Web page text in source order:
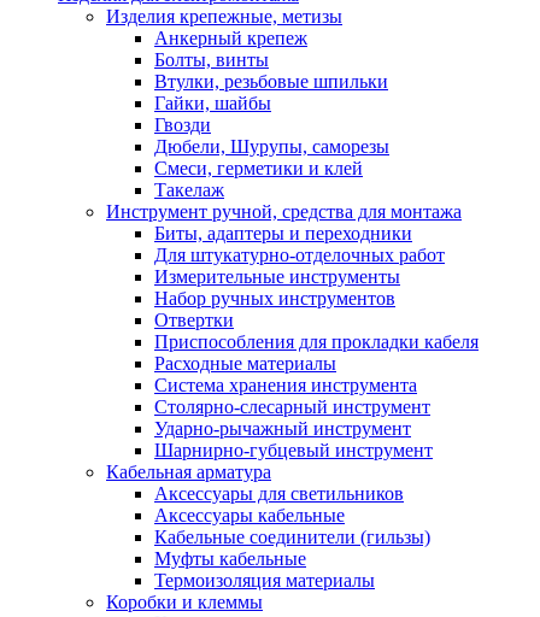
Изделия крепежные, метизы
Анкерный крепеж
Болты, винты
Втулки, резьбовые шпильки
Гайки, шайбы
Гвозди
Дюбели, Шурупы, саморезы
Смеси, герметики и клей
Такелаж
Инструмент ручной, средства для монтажа
Биты, адаптеры и переходники
Для штукатурно-отделочных работ
Измерительные инструменты
Набор ручных инструментов
Отвертки
Приспособления для прокладки кабеля
Расходные материалы
Система хранения инструмента
Столярно-слесарный инструмент
Ударно-рычажный инструмент
Шарнирно-губцевый инструмент
Кабельная арматура
Аксессуары для светильников
Аксессуары кабельные
Кабельные соединители (гильзы)
Муфты кабельные
Термоизоляция материалы
Коробки и клеммы